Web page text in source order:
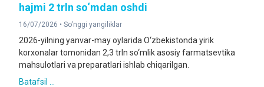
hajmi 2 trln so‘mdan oshdi
16/07/2026 • So‘nggi yangiliklar
2026-yilning yanvar-may oylarida O‘zbekistonda yirik
korxonalar tomonidan 2,3 trln so‘mlik asosiy farmatsevtika
mahsulotlari va preparatlari ishlab chiqarilgan.
Batafsil ...